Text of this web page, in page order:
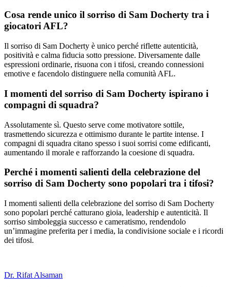
Cosa rende unico il sorriso di Sam Docherty tra i
giocatori AFL?
Il sorriso di Sam Docherty è unico perché riflette autenticità,
positività e calma fiducia sotto pressione. Diversamente dalle
espressioni ordinarie, risuona con i tifosi, creando connessioni
emotive e facendolo distinguere nella comunità AFL.
I momenti del sorriso di Sam Docherty ispirano i
compagni di squadra?
Assolutamente sì. Questo serve come motivatore sottile,
trasmettendo sicurezza e ottimismo durante le partite intense. I
compagni di squadra citano spesso i suoi sorrisi come edificanti,
aumentando il morale e rafforzando la coesione di squadra.
Perché i momenti salienti della celebrazione del
sorriso di Sam Docherty sono popolari tra i tifosi?
I momenti salienti della celebrazione del sorriso di Sam Docherty
sono popolari perché catturano gioia, leadership e autenticità. Il
sorriso simboleggia successo e cameratismo, rendendolo
un’immagine preferita per i media, la condivisione sociale e i ricordi
dei tifosi.
Dr. Rifat Alsaman